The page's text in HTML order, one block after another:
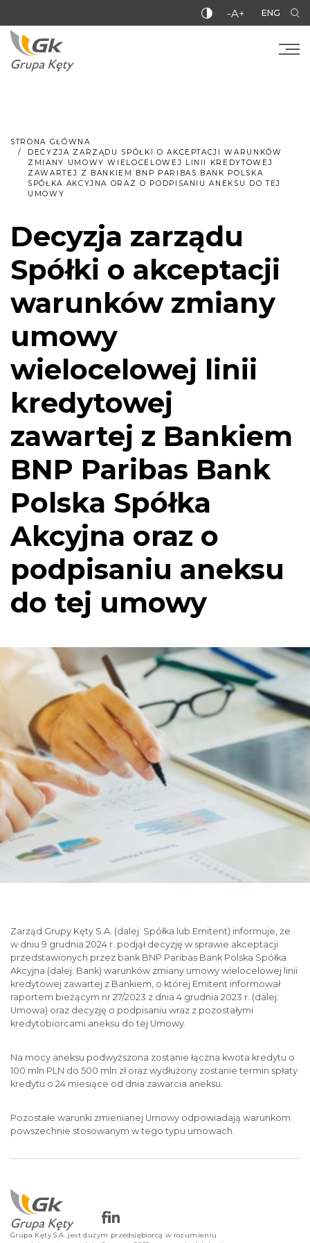
-A+ ENG
STRONA GŁÓWNA
DECYZJA ZARZĄDU SPÓŁKI O AKCEPTACJI WARUNKÓW
ZMIANY UMOWY WIELOCELOWEJ LINII KREDYTOWEJ
ZAWARTEJ Z BANKIEM BNP PARIBAS BANK POLSKA
SPÓŁKA AKCYJNA ORAZ O PODPISANIU ANEKSU DO TEJ
UMOWY
Decyzja zarządu
Spółki o akceptacji
warunków zmiany
umowy
wielocelowej linii
kredytowej
zawartej z Bankiem
BNP Paribas Bank
Polska Spółka
Akcyjna oraz o
podpisaniu aneksu
do tej umowy
Zarząd Grupy Kęty S.A. (dalej: Spółka lub Emitent) informuje, że
w dniu 9 grudnia 2024 r. podjął decyzję w sprawie akceptacji
przedstawionych przez bank BNP Paribas Bank Polska Spółka
Akcyjna (dalej: Bank) warunków zmiany umowy wielocelowej linii
kredytowej zawartej z Bankiem, o której Emitent informował
raportem bieżącym nr 27/2023 z dnia 4 grudnia 2023 r. (dalej:
Umowa) oraz decyzję o podpisaniu wraz z pozostałymi
kredytobiorcami aneksu do tej Umowy.
Na mocy aneksu podwyższona zostanie łączna kwota kredytu o
100 mln PLN do 500 mln zł oraz wydłużony zostanie termin spłaty
kredytu o 24 miesiące od dnia zawarcia aneksu.
Pozostałe warunki zmienianej Umowy odpowiadają warunkom
powszechnie stosowanym w tego typu umowach.
Grupa Kęty S.A. jest dużym przedsiębiorcą w rozumieniu